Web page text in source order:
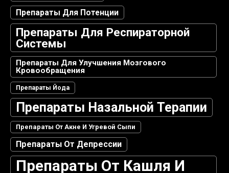
Препараты Для Потенции
Препараты Для Респираторной
Системы
Препараты Для Улучшения Мозгового
Кровообращения
Препараты Йода
Препараты Назальной Терапии
Препараты От Акне И Угревой Сыпи
Препараты От Депрессии
Препараты От Кашля И